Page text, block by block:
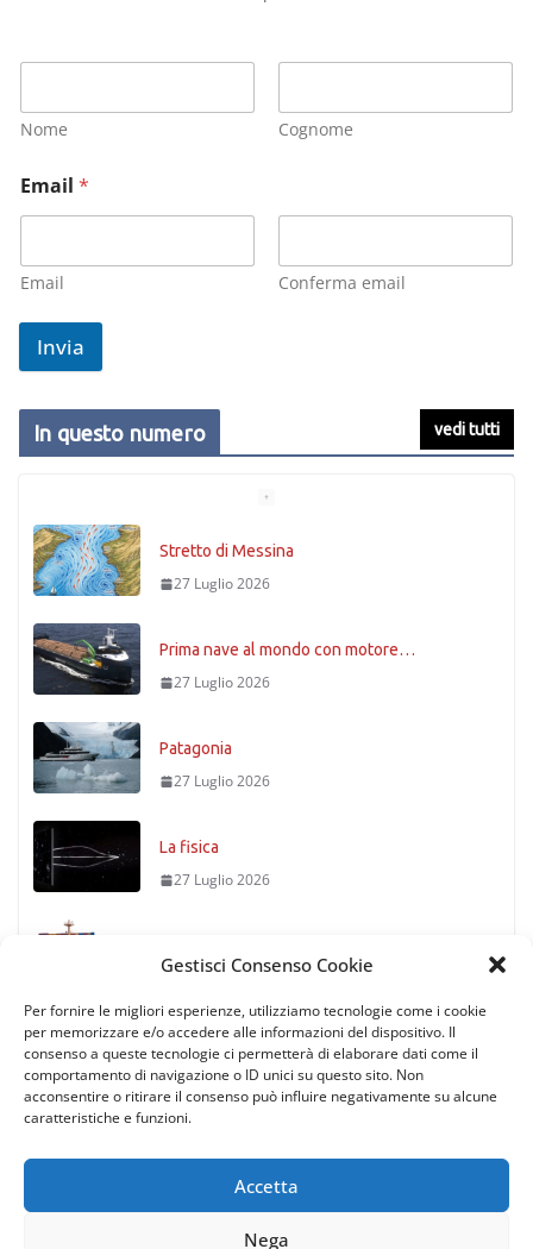
Gestisci Consenso Cookie
Per fornire le migliori esperienze, utilizziamo tecnologie come i cookie
per memorizzare e/o accedere alle informazioni del dispositivo. Il
consenso a queste tecnologie ci permetterà di elaborare dati come il
comportamento di navigazione o ID unici su questo sito. Non
acconsentire o ritirare il consenso può influire negativamente su alcune
caratteristiche e funzioni.
Accetta
Nega
Nome Cognome
Email *
Email Conferma email
Invia
In questo numero vedi tutti
Stretto di Messina
27 Luglio 2026
Prima nave al mondo con motore…
27 Luglio 2026
Patagonia
27 Luglio 2026
La fisica
27 Luglio 2026
27 Luglio 2026